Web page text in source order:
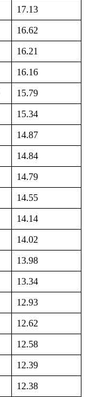
17.13
16.62
16.21
16.16
15.79
15.34
14.87
14.84
14.79
14.55
14.14
14.02
13.98
13.34
12.93
12.62
12.58
12.39
12.38